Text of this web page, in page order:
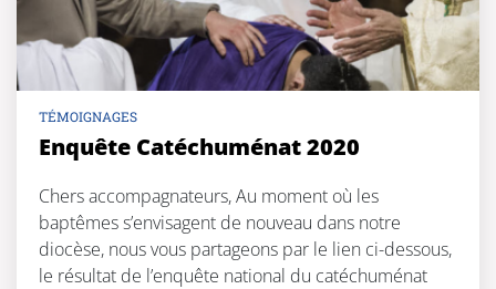
TÉMOIGNAGES
Enquête Catéchuménat 2020
Chers accompagnateurs, Au moment où les
baptêmes s’envisagent de nouveau dans notre
diocèse, nous vous partageons par le lien ci-dessous,
le résultat de l’enquête national du catéchuménat